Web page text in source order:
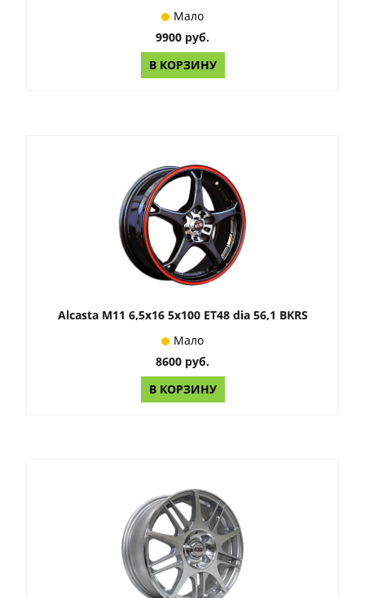
Мало
9900 руб.
В КОРЗИНУ
Alcasta M11 6,5x16 5x100 ET48 dia 56,1 BKRS
Мало
8600 руб.
В КОРЗИНУ